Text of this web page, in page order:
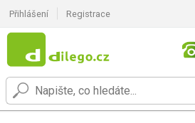
Přihlášení Registrace